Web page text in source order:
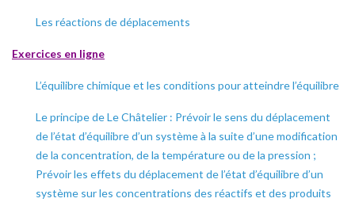
Les réactions de déplacements
Exercices en ligne
L’équilibre chimique et les conditions pour atteindre l’équilibre
Le principe de Le Châtelier : Prévoir le sens du déplacement
de l’état d’équilibre d’un système à la suite d’une modification
de la concentration, de la température ou de la pression ;
Prévoir les effets du déplacement de l’état d’équilibre d’un
système sur les concentrations des réactifs et des produits